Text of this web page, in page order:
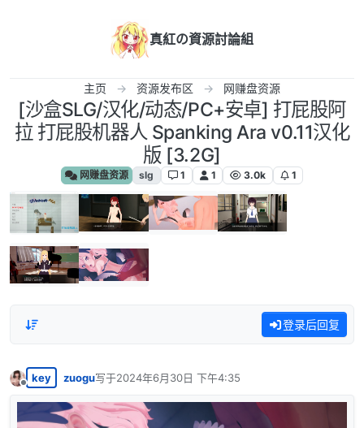
真紅の資源討論組
主页 资源发布区 网赚盘资源
[沙盒SLG/汉化/动态/PC+安卓] 打屁股阿
拉 打屁股机器人 Spanking Ara v0.11汉化
版 [3.2G]
网赚盘资源 slg 1 1 3.0k 1
登录后回复
离线
key zuogu写于2024年6月30日 下午4:35
最后由 编辑